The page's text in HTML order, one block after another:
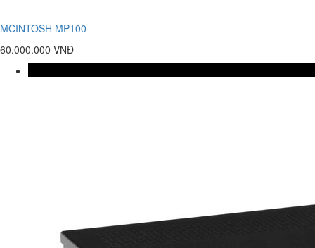
MCINTOSH MP100
60.000.000 VNĐ